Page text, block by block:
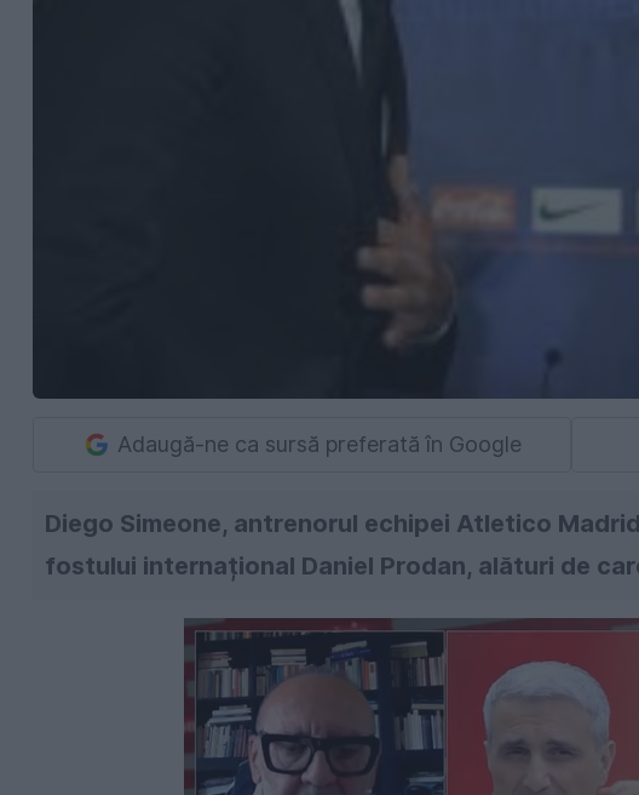
Adaugă-ne ca sursă preferată în Google
Diego Simeone, antrenorul echipei Atletico
fostului internațional Daniel Prodan, alături de